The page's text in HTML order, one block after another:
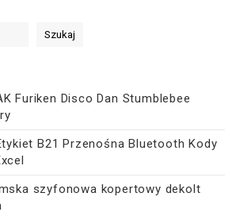
Szukaj
Furiken Disco Dan Stumblebee
B21 Przenośna Bluetooth Kody
szyfonowa kopertowy dekolt